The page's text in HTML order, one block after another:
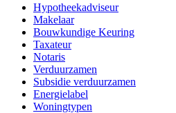
Hypotheekadviseur
Makelaar
Bouwkundige Keuring
Taxateur
Notaris
Verduurzamen
Subsidie verduurzamen
Energielabel
Woningtypen